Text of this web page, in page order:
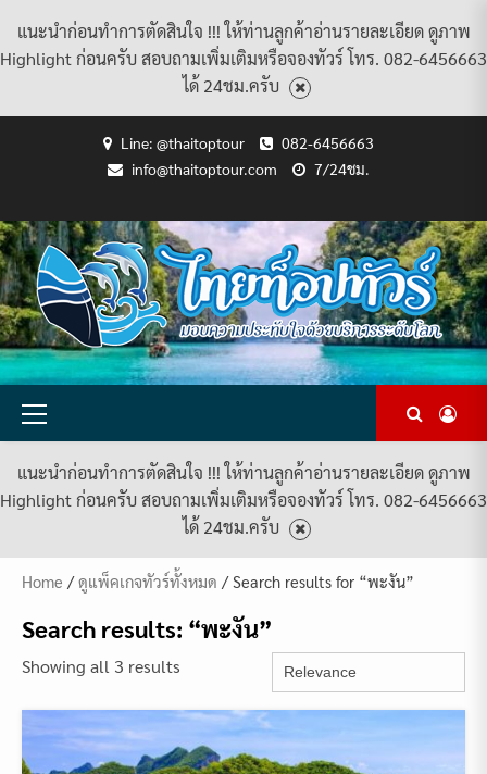
แนะนำก่อนทำการตัดสินใจ !!! ให้ท่านลูกค้าอ่านรายละเอียด ดูภาพ
Highlight ก่อนครับ สอบถามเพิ่มเติมหรือจองทัวร์ โทร. 082-6456663
ได้ 24ชม.ครับ
Line: @thaitoptour
082-6456663
info@thaitoptour.com
7/24ชม.
USACCOUNT
POLICY
AND
CONDITIONS
แพ็คเกจ
ทัวร์
ทั้งหมด
ต้อนรับ
สู่
ไทย
ท็อป
ทัวร์
กับ
เรา
ทัวร์
ทั้งหมด
Primary
แนะนำก่อนทำการตัดสินใจ !!! ให้ท่านลูกค้าอ่านรายละเอียด ดูภาพ
Highlight ก่อนครับ สอบถามเพิ่มเติมหรือจองทัวร์ โทร. 082-6456663
ได้ 24ชม.ครับ
Home /ดูแพ็คเกจทัวร์ทั้งหมด / Search results for “พะงัน”
Search results: “พะงัน”
Showing all 3 results